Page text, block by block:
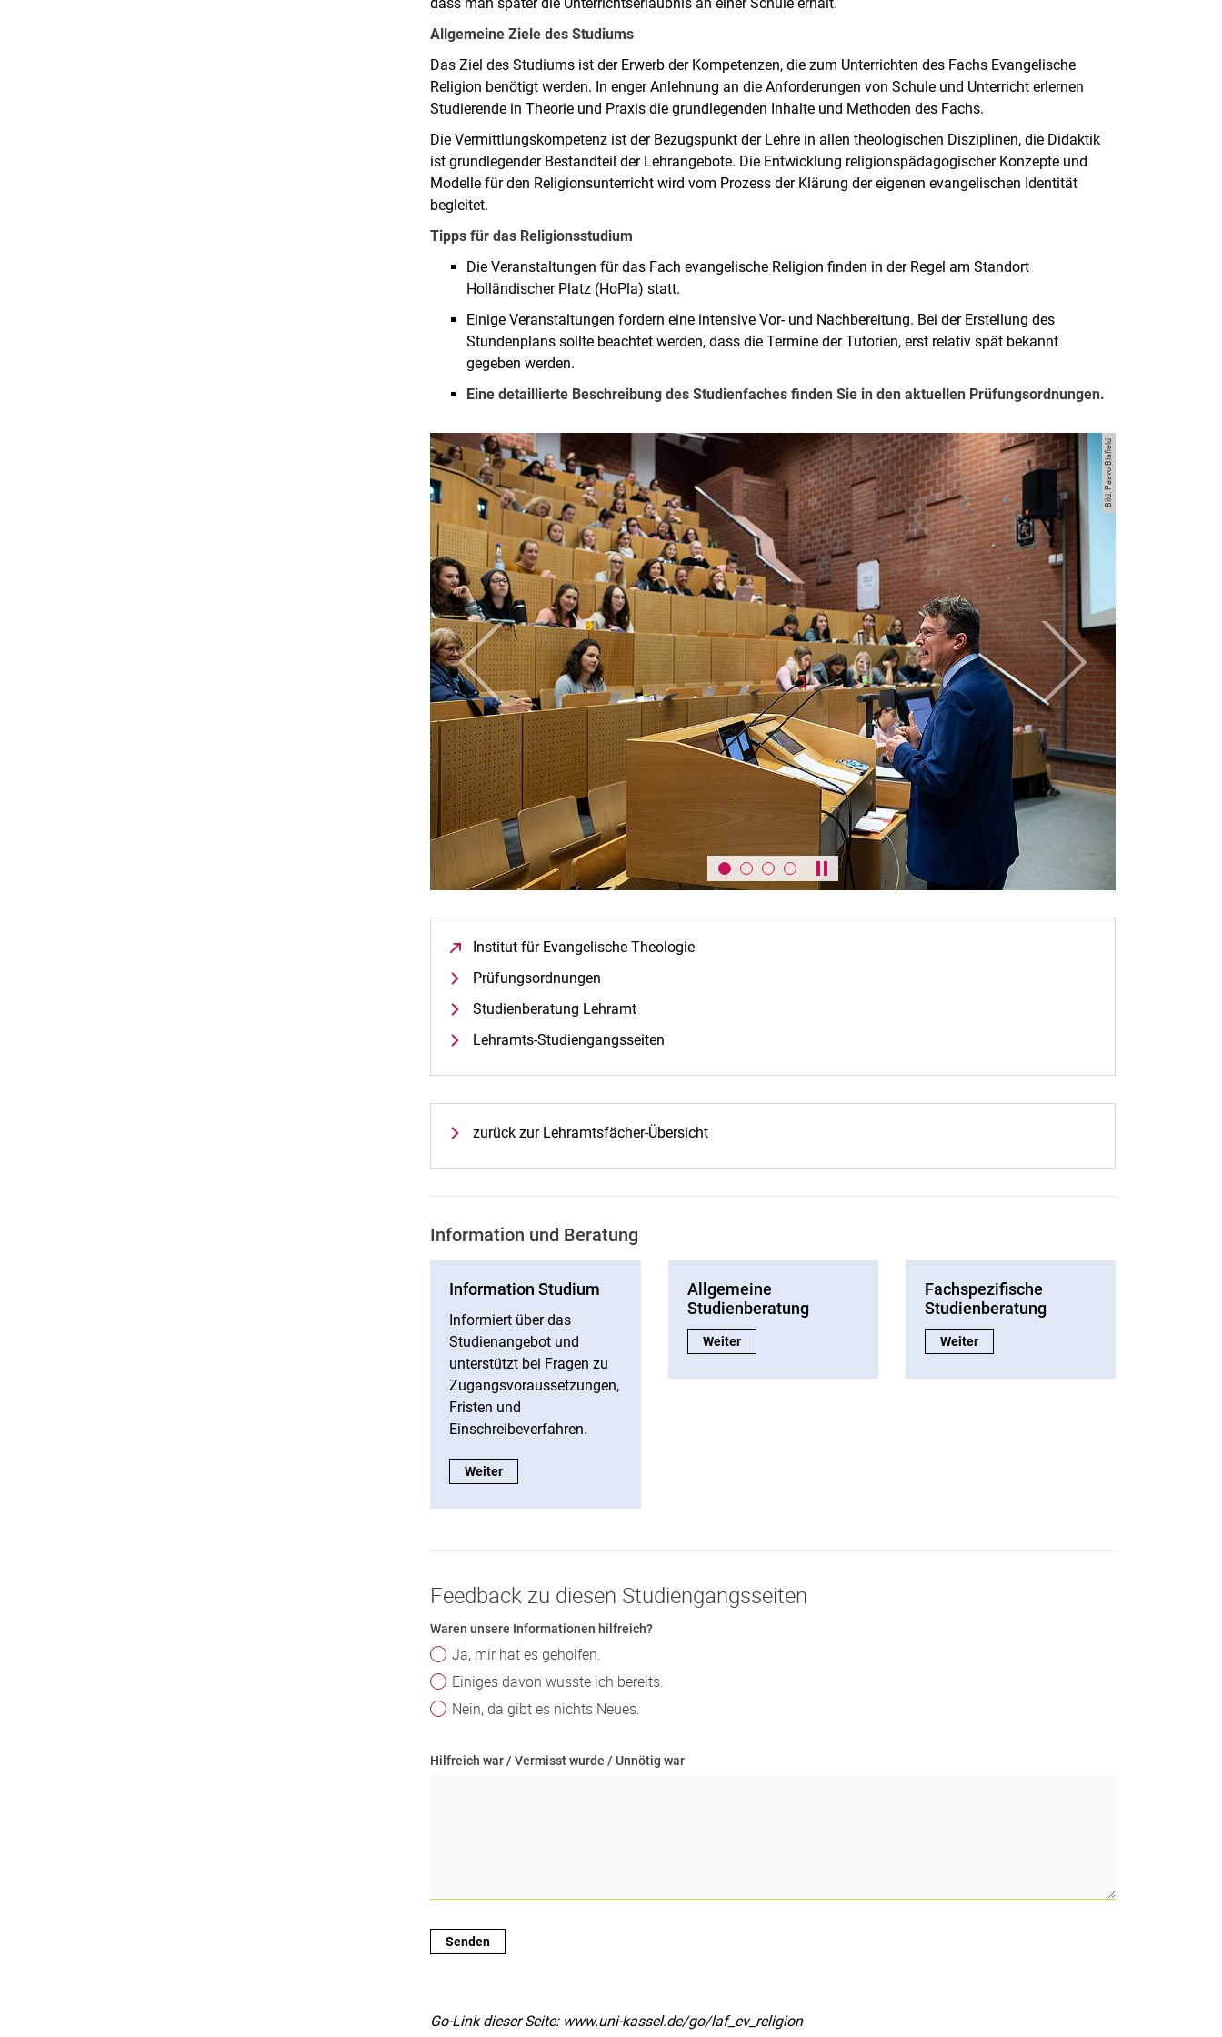
Allgemeine Ziele des Studiums
Das Ziel des Studiums ist der Erwerb der Kompetenzen, die zum Unterrichten des Fachs Evangelische
Religion benötigt werden. In enger Anlehnung an die Anforderungen von Schule und Unterricht erlernen
Studierende in Theorie und Praxis die grundlegenden Inhalte und Methoden des Fachs.
Die Vermittlungskompetenz ist der Bezugspunkt der Lehre in allen theologischen Disziplinen, die Didaktik
ist grundlegender Bestandteil der Lehrangebote. Die Entwicklung religionspädagogischer Konzepte und
Modelle für den Religionsunterricht wird vom Prozess der Klärung der eigenen evangelischen Identität
begleitet.
Tipps für das Religionsstudium
Die Veranstaltungen für das Fach evangelische Religion finden in der Regel am Standort
Holländischer Platz (HoPla) statt.
Einige Veranstaltungen fordern eine intensive Vor- und Nachbereitung. Bei der Erstellung des
Stundenplans sollte beachtet werden, dass die Termine der Tutorien, erst relativ spät bekannt
gegeben werden.
Eine detaillierte Beschreibung des Studienfaches finden Sie in den aktuellen Prüfungsordnungen.
Karussell anhalten / abspielen
Bild: Paavo Blafield
zurück weiter
Institut für Evangelische Theologie
Prüfungsordnungen
Studienberatung Lehramt
Lehramts-Studiengangsseiten
zurück zur Lehramtsfächer-Übersicht
Information und Beratung
Information Studium
Informiert über das
Studienangebot und
unterstützt bei Fragen zu
Zugangsvoraussetzungen,
Fristen und
Einschreibeverfahren.
Information Studium:
Weiter
Allgemeine
Studienberatung
Allgemeine Studienberatung:
Weiter
Fachspezifische
Studienberatung
Fachspezifische Studienberatung:
Weiter
Feedback zu diesen Studiengangsseiten
Waren unsere Informationen hilfreich?
Ja, mir hat es geholfen.
Einiges davon wusste ich bereits.
Nein, da gibt es nichts Neues.
Hilfreich war / Vermisst wurde / Unnötig war
Go-Link dieser Seite: www.uni-kassel.de/go/laf_ev_religion